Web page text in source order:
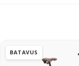
BATAVUS